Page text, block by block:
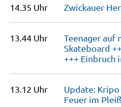
14.35 Uhr Zwickauer
13.44 Uhr
Teenager
Skateboard
+++ Einbruch
13.12 Uhr
Update: Kripo
Feuer im